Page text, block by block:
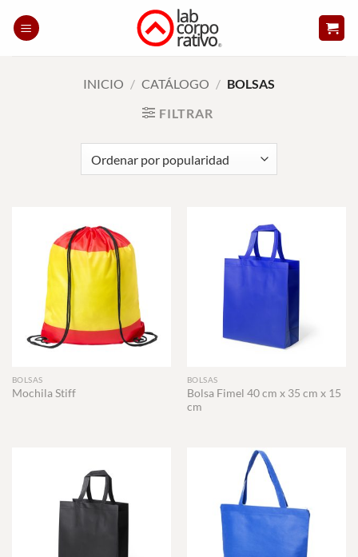
INICIO / CATÁLOGO / BOLSAS
FILTRAR
BOLSAS
Mochila Stiff
BOLSAS
Bolsa Fimel 40 cm x 35 cm x 15
cm